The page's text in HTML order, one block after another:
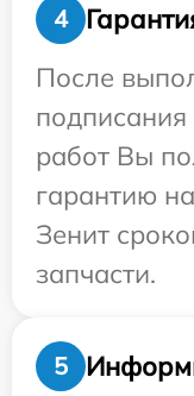
4
После
работ Вы
гарантию
Зенит
запчасти.
5